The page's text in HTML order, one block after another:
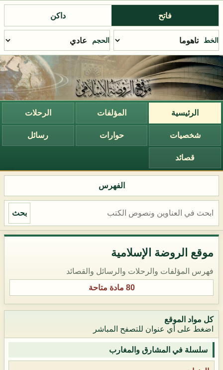
فاتح داكن
الخط الحجم
الرئيسية المؤلفات الرحلات
شخصيات حوارات رسائل
قصائد
الفهرس
بحث
موقع الروضة الإسلامية
فهرس المؤلفات والرحلات والرسائل والقصائد
80 مادة متاحة
كل مواد الموقع
اضغط على أي عنوان للتصفح المباشر
سلسلة في المشارق والمغارب